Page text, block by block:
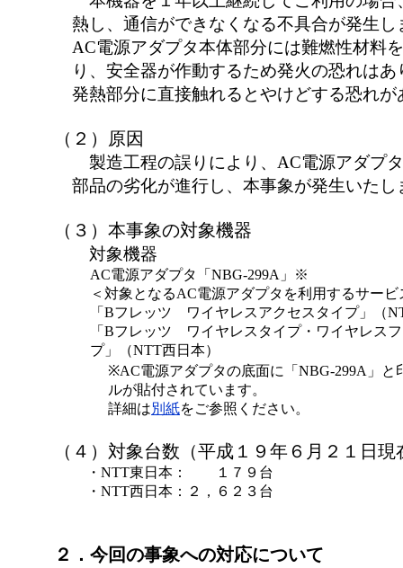
熱し、通信ができなくなる不具合が発生し
AC電源アダプタ本体部分には難燃性材料
り、安全器が作動するため発火の恐れはあ
発熱部分に直接触れるとやけどする恐れが
（２）原因
製造工程の誤りにより、AC電源アダプ
部品の劣化が進行し、本事象が発生いたし
（３）本事象の対象機器
対象機器
AC電源アダプタ「NBG-299A」※
＜対象となるAC電源アダプタを利用するサービ
「Bフレッツ ワイヤレスアクセスタイプ」（
「Bフレッツ ワイヤレスタイプ・ワイヤレス
プ」（NTT西日本）
※AC電源アダプタの底面に「NBG-299A」と
ルが貼付されています。
詳細は別紙をご参照ください。
（４）対象台数（平成１９年６月２１日現
・NTT東日本：
１７９台
・NTT西日本：
２，６２３台
２．今回の事象への対応について